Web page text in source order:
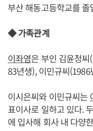
부산 해동고등학교를 졸
◆ 가족관계
이좌영은 부인 김윤정
83년생), 이민규씨
이시은씨와 이민규씨는
표이사로 일하고 있다.
에 입사해 회사 내 다양